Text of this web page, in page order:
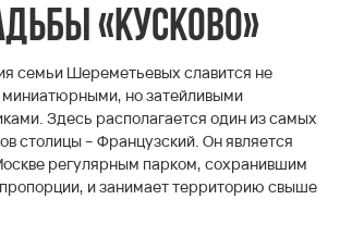
«Кусково»
семьи Шереметьевых славится не
миниатюрными, но затейливыми
Здесь располагается один из самых
столицы – Французский. Он является
регулярным парком, сохранившим
и занимает территорию свыше